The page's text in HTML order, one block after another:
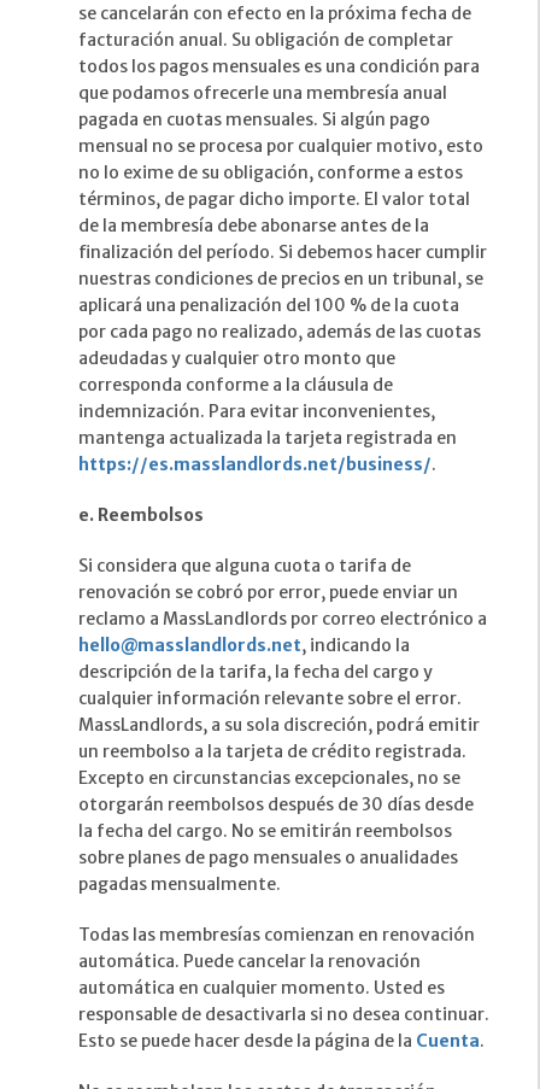
se cancelarán con efecto en la próxima fecha de
facturación anual. Su obligación de completar
todos los pagos mensuales es una condición para
que podamos ofrecerle una membresía anual
pagada en cuotas mensuales. Si algún pago
mensual no se procesa por cualquier motivo, esto
no lo exime de su obligación, conforme a estos
términos, de pagar dicho importe. El valor total
de la membresía debe abonarse antes de la
finalización del período. Si debemos hacer cumplir
nuestras condiciones de precios en un tribunal, se
aplicará una penalización del 100 % de la cuota
por cada pago no realizado, además de las cuotas
adeudadas y cualquier otro monto que
corresponda conforme a la cláusula de
indemnización. Para evitar inconvenientes,
mantenga actualizada la tarjeta registrada en
https://es.masslandlords.net/business/.
e. Reembolsos
Si considera que alguna cuota o tarifa de
renovación se cobró por error, puede enviar un
reclamo a MassLandlords por correo electrónico a
hello@masslandlords.net, indicando la
descripción de la tarifa, la fecha del cargo y
cualquier información relevante sobre el error.
MassLandlords, a su sola discreción, podrá emitir
un reembolso a la tarjeta de crédito registrada.
Excepto en circunstancias excepcionales, no se
otorgarán reembolsos después de 30 días desde
la fecha del cargo. No se emitirán reembolsos
sobre planes de pago mensuales o anualidades
pagadas mensualmente.
Todas las membresías comienzan en renovación
automática. Puede cancelar la renovación
automática en cualquier momento. Usted es
responsable de desactivarla si no desea continuar.
Esto se puede hacer desde la página de la Cuenta.